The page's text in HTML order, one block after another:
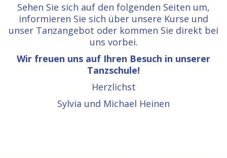
Sehen Sie sich auf den folgenden Seiten um,
informieren Sie sich über unsere Kurse und
unser Tanzangebot oder kommen Sie direkt bei
uns vorbei.
Wir freuen uns auf Ihren Besuch in unserer
Tanzschule!
Herzlichst
Sylvia und Michael Heinen